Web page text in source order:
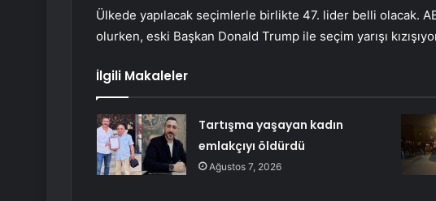
Ülkede yapılacak seçimlerle birlikte 47. lider belli olacak.
olurken, eski Başkan Donald Trump ile seçim yarışı
İlgili Makaleler
Tartışma yaşayan kadın
emlakçıyı öldürdü
Ağustos 7, 2026